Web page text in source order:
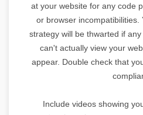
at your website for any code
or browser incompatibilities.
strategy will be thwarted if
can't actually view your
appear. Double check that
Include videos showing